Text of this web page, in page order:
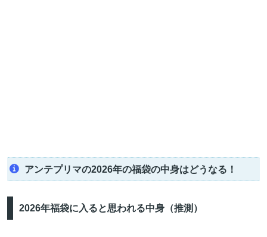
アンテプリマの2026年の福袋の中身はどうなる！
2026年福袋に入ると思われる中身（推測）